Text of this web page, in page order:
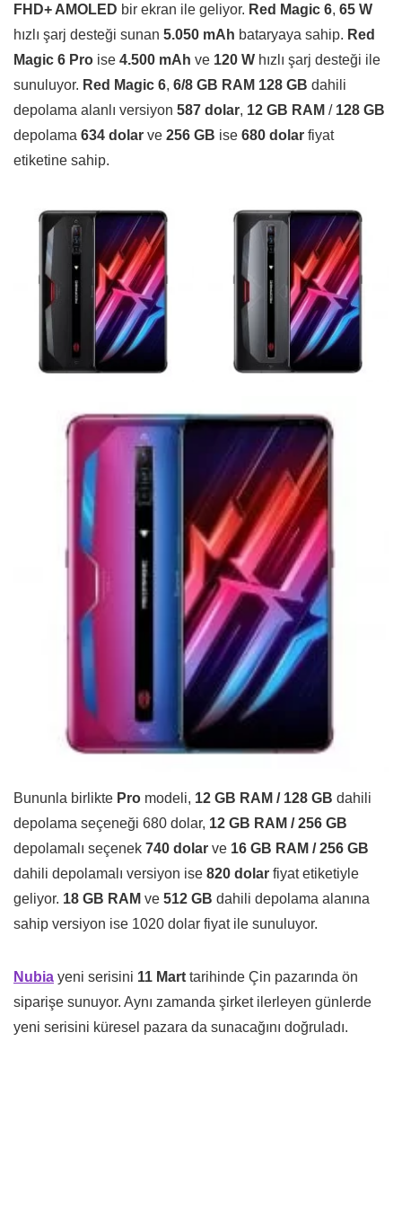
FHD+ AMOLED bir ekran ile geliyor. Red Magic 6, 65 W
hızlı şarj desteği sunan 5.050 mAh bataryaya sahip. Red
Magic 6 Pro ise 4.500 mAh ve 120 W hızlı şarj desteği ile
sunuluyor. Red Magic 6, 6/8 GB RAM 128 GB dahili
depolama alanlı versiyon 587 dolar, 12 GB RAM / 128 GB
depolama 634 dolar ve 256 GB ise 680 dolar fiyat
etiketine sahip.
Bununla birlikte Pro modeli, 12 GB RAM / 128 GB dahili
depolama seçeneği 680 dolar, 12 GB RAM / 256 GB
depolamalı seçenek 740 dolar ve 16 GB RAM / 256 GB
dahili depolamalı versiyon ise 820 dolar fiyat etiketiyle
geliyor. 18 GB RAM ve 512 GB dahili depolama alanına
sahip versiyon ise 1020 dolar fiyat ile sunuluyor.
Nubia yeni serisini 11 Mart tarihinde Çin pazarında ön
siparişe sunuyor. Aynı zamanda şirket ilerleyen günlerde
yeni serisini küresel pazara da sunacağını doğruladı.